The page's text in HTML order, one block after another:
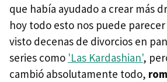
que había ayudado a crear más
hoy todo esto nos puede
visto decenas de divorcios en
series como 'Las Kardashian',
cambió absolutamente todo,